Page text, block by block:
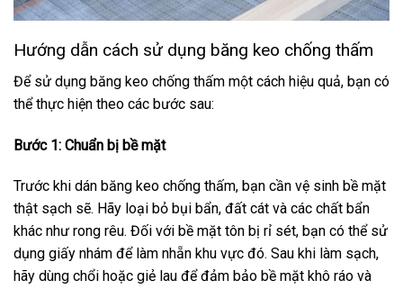
Hướng dẫn cách sử dụng băng keo chống thấm
Để sử dụng băng keo chống thấm một cách hiệu quả, bạn có
thể thực hiện theo các bước sau:
Bước 1: Chuẩn bị bề mặt
Trước khi dán băng keo chống thấm, bạn cần vệ sinh bề mặt
thật sạch sẽ. Hãy loại bỏ bụi bẩn, đất cát và các chất bẩn
khác như rong rêu. Đối với bề mặt tôn bị rỉ sét, bạn có thể sử
dụng giấy nhám để làm nhẵn khu vực đó. Sau khi làm sạch,
hãy dùng chổi hoặc giẻ lau để đảm bảo bề mặt khô ráo và